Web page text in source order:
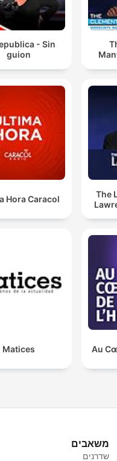
- Sin
guion
The
Hora Caracol
Au
Matices
משאבים
שדרנים